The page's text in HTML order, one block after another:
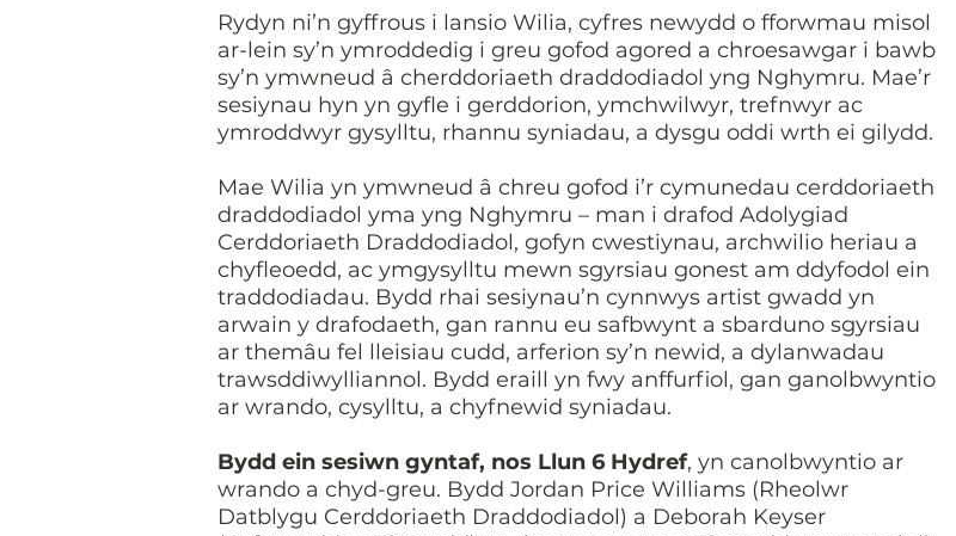
Rydyn ni’n gyffrous i lansio Wilia, cyfres newydd o fforwmau misol
ar-lein sy’n ymroddedig i greu gofod agored a chroesawgar i bawb
sy’n ymwneud â cherddoriaeth draddodiadol yng Nghymru. Mae’r
sesiynau hyn yn gyfle i gerddorion, ymchwilwyr, trefnwyr ac
ymroddwyr gysylltu, rhannu syniadau, a dysgu oddi wrth ei gilydd.
Mae Wilia yn ymwneud â chreu gofod i’r cymunedau cerddoriaeth
draddodiadol yma yng Nghymru – man i drafod Adolygiad
Cerddoriaeth Draddodiadol, gofyn cwestiynau, archwilio heriau a
chyfleoedd, ac ymgysylltu mewn sgyrsiau gonest am ddyfodol ein
traddodiadau. Bydd rhai sesiynau’n cynnwys artist gwadd yn
arwain y drafodaeth, gan rannu eu safbwynt a sbarduno sgyrsiau
ar themâu fel lleisiau cudd, arferion sy’n newid, a dylanwadau
trawsddiwylliannol. Bydd eraill yn fwy anffurfiol, gan ganolbwyntio
ar wrando, cysylltu, a chyfnewid syniadau.
Bydd ein sesiwn gyntaf, nos Llun 6 Hydref, yn canolbwyntio ar
wrando a chyd-greu. Bydd Jordan Price Williams (Rheolwr
Datblygu Cerddoriaeth Draddodiadol) a Deborah Keyser